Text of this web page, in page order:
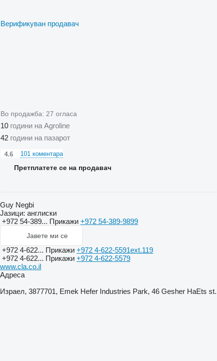
Верификуван продавач
Во продажба: 27 огласа
10 години на Agroline
42 години на пазарот
4.6 101 коментара
Претплатете се на продавач
Guy Negbi
Јазици: англиски
+972 54-389... Прикажи +972 54-389-9899
Јавете ми се
+972 4-622... Прикажи +972 4-622-5591ext.119
+972 4-622... Прикажи +972 4-622-5579
www.cla.co.il
Адреса
Израел, 3877701, Emek Hefer Industries Park, 46 Gesher HaEts st.